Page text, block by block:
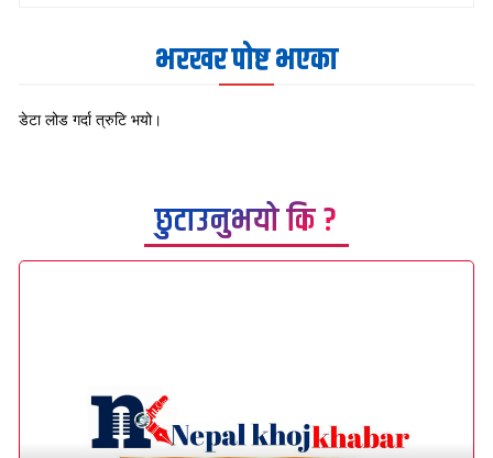
भरखर पोष्ट भएका
डेटा लोड गर्दा त्रुटि भयो।
छुटाउनुभयो कि ?